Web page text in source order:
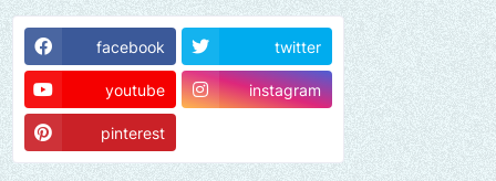
facebook twitter
youtube instagram
pinterest